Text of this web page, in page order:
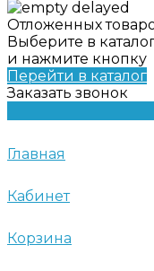
Отложенных
Выберите в
и нажмите кнопку
Перейти в каталог
Заказать звонок
Главная
Кабинет
Корзина